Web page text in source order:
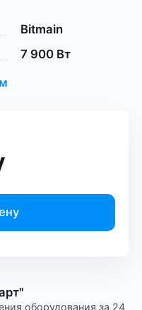
Bitmain
7 900 Вт
оборудования за 24